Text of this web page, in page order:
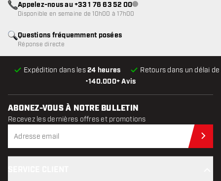
•140.000+ Avis
Expédition dans les24 heures Retours dans un délai de
Questions fréquemment posées
Réponse directe
Appelez-nous au +33 1 76 63 52 00Service client indisponible
Disponible en semaine de 10h00 à 17h00
ABONEZ-VOUS À NOTRE BULLETIN
Recevez les dernières offres et promotions